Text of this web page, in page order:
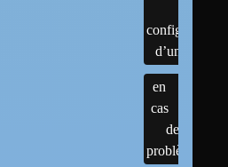
configuration
d’un linux
en
cas
de
problème